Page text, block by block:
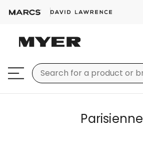
Parisienne